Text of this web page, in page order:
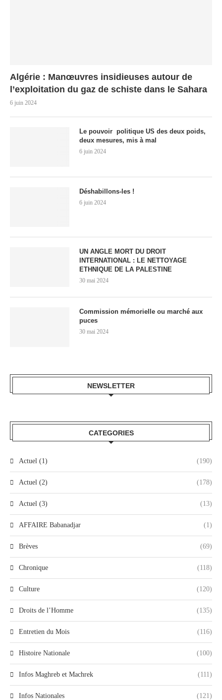
Algérie : Manœuvres insidieuses autour de
l’exploitation du gaz de schiste dans le Sahara
6 juin 2024
Le pouvoir politique US des deux poids,
deux mesures, mis à mal
6 juin 2024
Déshabillons-les !
6 juin 2024
UN ANGLE MORT DU DROIT
INTERNATIONAL : LE NETTOYAGE
ETHNIQUE DE LA PALESTINE
30 mai 2024
Commission mémorielle ou marché aux
puces
30 mai 2024
NEWSLETTER
CATEGORIES
Actuel (1) (190)
Actuel (2) (178)
Actuel (3) (13)
AFFAIRE Babanadjar (1)
Brèves (69)
Chronique (118)
Culture (120)
Droits de l’Homme (135)
Entretien du Mois (116)
Histoire Nationale (100)
Infos Maghreb et Machrek (111)
Infos Nationales (121)